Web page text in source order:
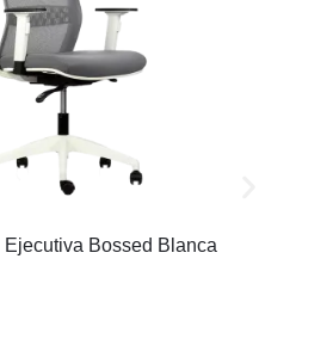
Bossed Blanca